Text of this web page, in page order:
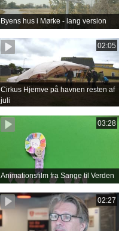
Byens hus i Mørke - lang version
02:05
Cirkus Hjemve på havnen resten af
juli
03:28
Animationsfilm fra Sange til Verden
02:27